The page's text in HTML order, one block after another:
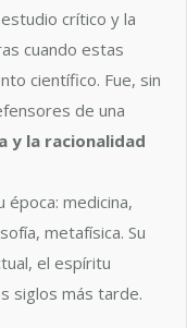
crítico y la
cuando estas
científico. Fue, sin
de una
y la racionalidad
medicina,
metafísica. Su
el espíritu
siglos más tarde.